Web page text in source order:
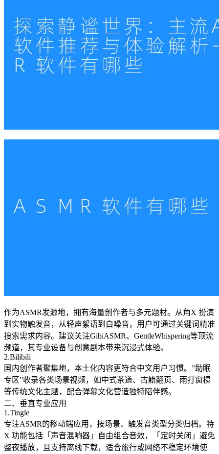
作为ASMR发源地，拥有海量创作者与多元题材。从角X 扮演
到实物触发音，从轻声絮语到白噪音，用户可通过关键词精准
搜索需求内容。建议关注GibiASMR、GentleWhispering等顶流
频道，其专业设备与创意剧本带来沉浸式体验。
2.Bilibili
国内创作者聚集地，本土化内容更符合中文用户习惯。”助眠
专区”收录各类场景视频，如中式茶道、古籍翻页、雨打窗棂
等传统文化主题，配合弹幕文化营造独特陪伴感。
二、垂直专业应用
1.Tingle
专注ASMR的移动端应用，按场景、触发音类型分类归档。特
X 功能包括「声音混响器」自由组合音效，「定时关闭」避免
整夜播放，且支持离线下载，适合旅行或网络不稳定环境使